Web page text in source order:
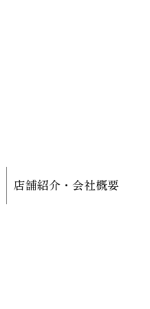
店舗紹介・会社概要